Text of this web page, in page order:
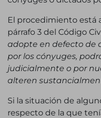
El procedimiento está
párrafo 3 del Código
adopte en defecto de
por los cónyuges,
judicialmente o por
alteren
Si la situación de
respecto de la que